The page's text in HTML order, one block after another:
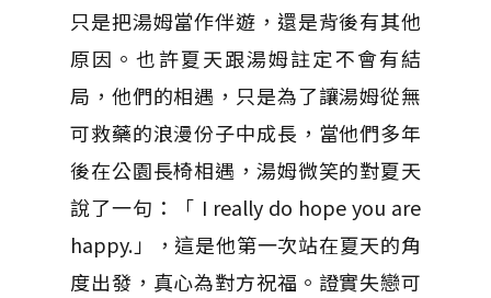
只是把湯姆當作伴遊，還是背後有其他
原因。也許夏天跟湯姆註定不會有結
局，他們的相遇，只是為了讓湯姆從無
可救藥的浪漫份子中成長，當他們多年
後在公園長椅相遇，湯姆微笑的對夏天
說了一句：「 I really do hope you are
happy.」，這是他第一次站在夏天的角
度出發，真心為對方祝福。證實失戀可